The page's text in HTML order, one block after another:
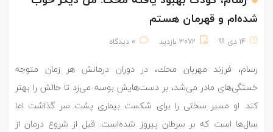
شده‌ام و قهرمان هستم
14 دی 99 3072 بازدید 0 دیدگاه
رسام، فرزند مهربان محك، در دوران درمانش هر زمان متوجه
خستگی‌های مادر می‌شد، بر دست‌هایش بوسه می‌زد تا حالش را بهتر
کند. او مسیر سختی را برای شکست بیماری پشت سر گذاشت اما
سال‌ها است که بر سرطان پیروز شده‌است. قبل از شروع درمان از